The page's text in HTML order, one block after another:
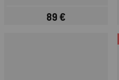
Precio
89 €